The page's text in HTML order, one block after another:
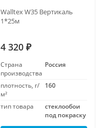
Walltex W35 Вертикаль
1*25м
4 320 ₽
Страна
производства
Россия
плотность, г/
м²
160
тип товара
стеклообои
под покраску